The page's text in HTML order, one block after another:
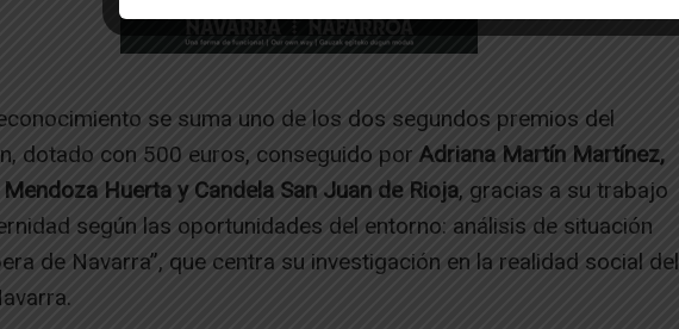
se suma uno de los dos segundos premios del
dotado con 500 euros, conseguido por Adriana Martín Martínez,
Mendoza Huerta y Candela San Juan de Rioja, gracias a su trabajo
según las oportunidades del entorno: análisis de situación
de Navarra”, que centra su investigación en la realidad social del